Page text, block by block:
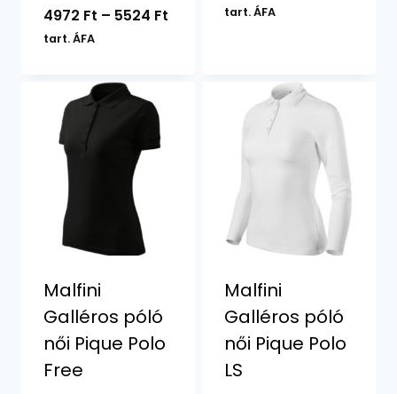
4972 Ft – 5524 FtÁrtartomány:
tart. ÁFA
tart. ÁFA
Malfini
Galléros póló
női Pique Polo
Free
Malfini
Galléros póló
női Pique Polo
LS